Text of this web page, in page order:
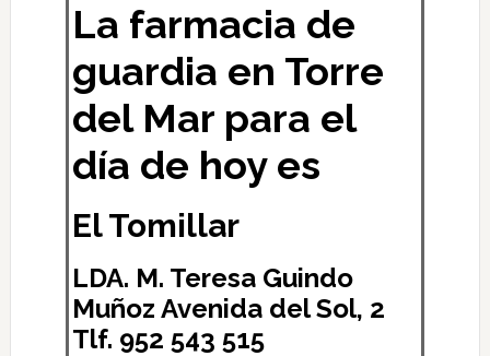
La farmacia de
guardia en Torre
del Mar para el
día de hoy es
El Tomillar
LDA. M. Teresa Guindo
Muñoz Avenida del Sol, 2
Tlf. 952 543 515